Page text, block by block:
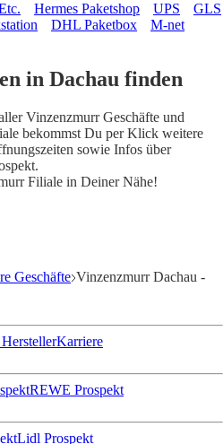
Hermes Paketshop UPS
GLS
DHL Paketbox
M-net
in Dachau finden
Vinzenzmurr Geschäfte und
bekommst Du per Klick weitere
sowie Infos über
Filiale in Deiner Nähe!
Geschäfte Vinzenzmurr Dachau -
Karriere
REWE Prospekt
Lidl Prospekt